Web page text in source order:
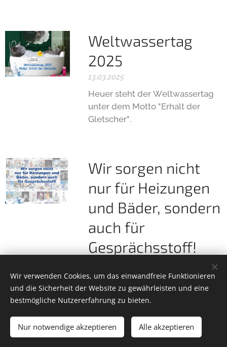
Weltwassertag
2025
13.03.2025
Heuer steht der Weltwassertag
unter dem Motto "Erhalt der
Gletscher".
Wir sorgen nicht
nur für Heizungen
und Bäder, sondern
auch für
Gesprächsstoff!
Neuere Posts Ältere Posts
Wir verwenden Cookies, um das einwandfreie Funktionieren
und die Sicherheit der Website zu gewährleisten und eine
bestmögliche Nutzererfahrung zu bieten.
Nur notwendige akzeptieren Alle akzeptieren